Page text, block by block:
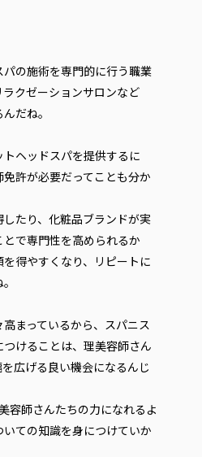
の施術を専門的に行う職業
クゼーションサロンなど
だね。
ヘッドスパを提供するに
許が必要だってことも分か
たり、化粧品ブランドが実
で専門性を高められるか
得やすくなり、リピートに
まっているから、スパニス
つけることは、理美容師さん
広げる良い機会になるんじ
容師さんたちの力になれるよ
ての知識を身につけていか